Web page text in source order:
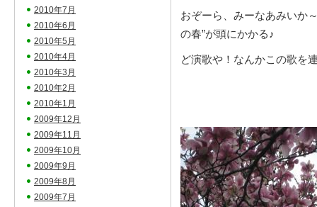
おぞーら、みーなあみいか
の春”が頭にかかる♪
ど演歌や！なんかこの歌を
2010年7月
2010年6月
2010年5月
2010年4月
2010年3月
2010年2月
2010年1月
2009年12月
2009年11月
2009年10月
2009年9月
2009年8月
2009年7月